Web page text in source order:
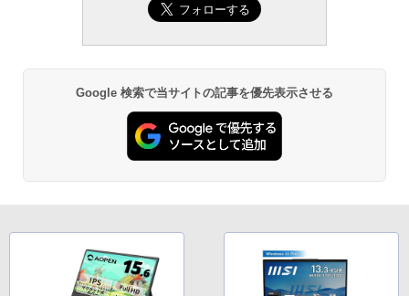
Google 検索で当サイトの記事を優先表示させる